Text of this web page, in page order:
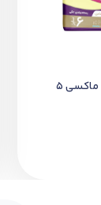
تافته نوار بالدار کتاني ماکسي 5